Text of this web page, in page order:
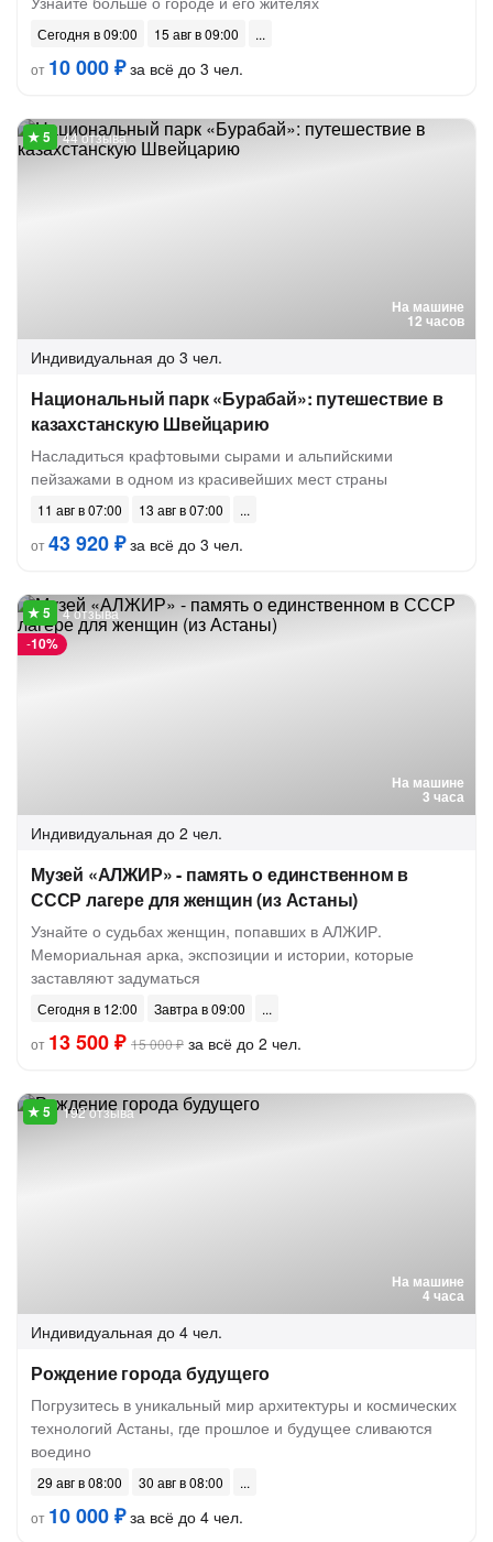
Сегодня в 09:00
15 авг в 09:00
от 10 000 ₽за всё до 3 чел.
На машине
12 часов
44 отзыва
Индивидуальная до 3 чел.
Национальный парк «Бурабай»: путешествие в
казахстанскую Швейцарию
Насладиться крафтовыми сырами и альпийскими
пейзажами в одном из красивейших мест страны
11 авг в 07:00
13 авг в 07:00
от43 920 ₽за всё до 3 чел.
На машине
3 часа
-10%
4 отзыва
Индивидуальная до 2 чел.
Музей «АЛЖИР» - память о единственном в
СССР лагере для женщин (из Астаны)
Узнайте о судьбах женщин, попавших в АЛЖИР.
Мемориальная арка, экспозиции и истории, которые
заставляют задуматься
Сегодня в 12:00
Завтра в 09:00
от 13 500 ₽ 15 000 ₽ за всё до 2 чел.
На машине
4 часа
192 отзыва
Индивидуальная до 4 чел.
Рождение города будущего
Погрузитесь в уникальный мир архитектуры и космических
технологий Астаны, где прошлое и будущее сливаются
воедино
29 авг в 08:00
30 авг в 08:00
от 10 000 ₽за всё до 4 чел.